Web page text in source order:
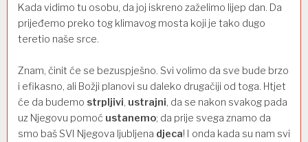
Kada vidimo tu osobu, da joj iskreno zaželimo lijep dan. Da
prijeđemo preko tog klimavog mosta koji je tako dugo
teretio naše srce.
Znam, činit će se bezuspješno. Svi volimo da sve bude brzo
i efikasno, ali Božji planovi su daleko drugačiji od toga. Htjet
će da budemo strpljivi, ustrajni, da se nakon svakog pada
uz Njegovu pomoć ustanemo; da prije svega znamo da
smo baš SVI Njegova ljubljena djeca! I onda kada su nam svi